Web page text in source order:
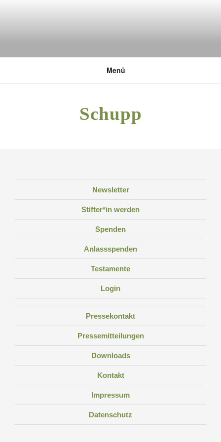
DEUTSCHE UMWELTSTIFTUNG
Menü
Schupp
Newsletter
Stifter*in werden
Spenden
Anlassspenden
Testamente
Login
Pressekontakt
Pressemitteilungen
Downloads
Kontakt
Impressum
Datenschutz